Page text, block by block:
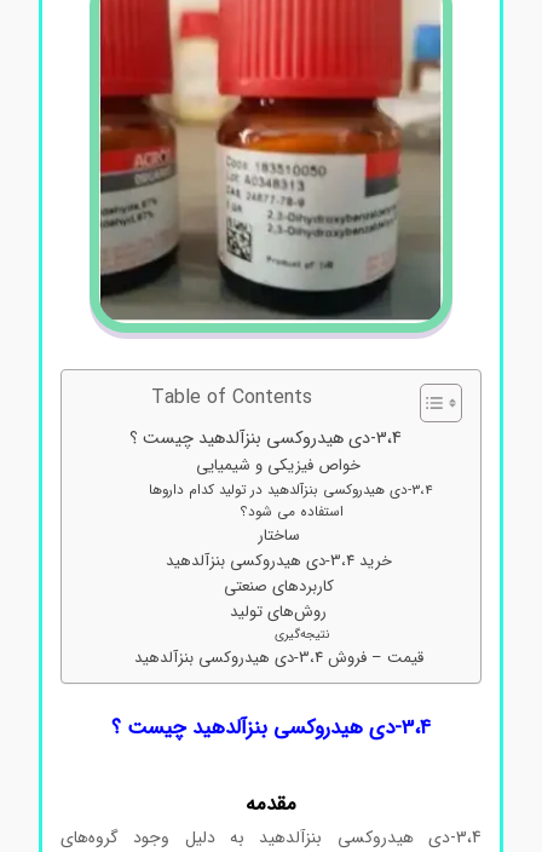
Table of Contents
3،4-دی هیدروکسی بنزآلدهید چیست ؟
خواص فیزیکی و شیمیایی
3،4-دی هیدروکسی بنزآلدهید در تولید کدام داروها
استفاده می شود؟
ساختار
خرید 3،4-دی هیدروکسی بنزآلدهید
کاربردهای صنعتی
روش‌های تولید
نتیجه‌گیری
قیمت – فروش 3،4-دی هیدروکسی بنزآلدهید
3،4-دی هیدروکسی بنزآلدهید چیست ؟
مقدمه
3،4-دی هیدروکسی بنزآلدهید به دلیل وجود گروه‌های